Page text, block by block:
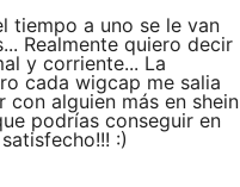
tiempo a uno se le van
Realmente quiero decir
y corriente... La
cada wigcap me salia
con alguien más en shein
podrías conseguir en
:)